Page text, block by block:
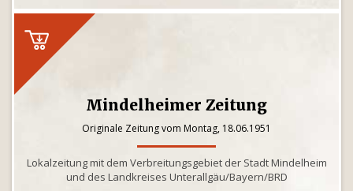
Mindelheimer Zeitung
Originale Zeitung vom Montag, 18.06.1951
Lokalzeitung mit dem Verbreitungsgebiet der Stadt Mindelheim
und des Landkreises Unterallgäu/Bayern/BRD